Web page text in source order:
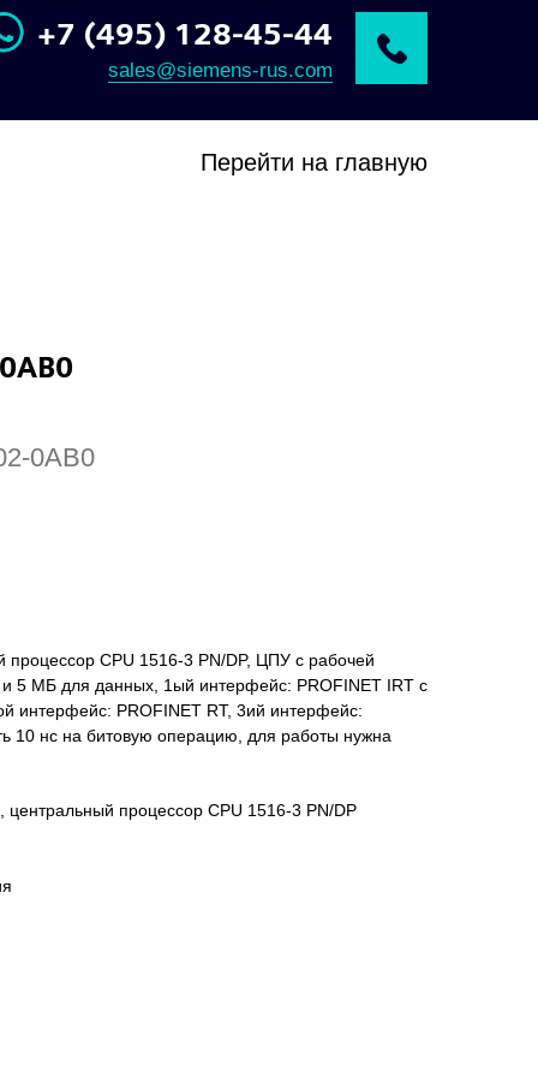
+7 (495) 128-45-44
sales@siemens-rus.com
Перейти на главную
0AB0
процессор CPU 1516-3 PN/DP, ЦПУ с рабочей
5 МБ для данных, 1ый интерфейс: PROFINET IRT с
интерфейс: PROFINET RT, 3ий интерфейс:
10 нс на битовую операцию, для работы нужна
центральный процессор CPU 1516-3 PN/DP